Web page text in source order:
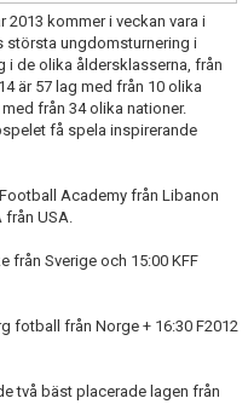
2013 kommer i veckan vara i
största ungdomsturnering i
i de olika åldersklasserna, från
är 57 lag med från 10 olika
från 34 olika nationer.
få spela inspirerande
Academy från Libanon
från USA.
från Sverige och 15:00 KFF
fotball från Norge + 16:30 F2012
två bäst placerade lagen från